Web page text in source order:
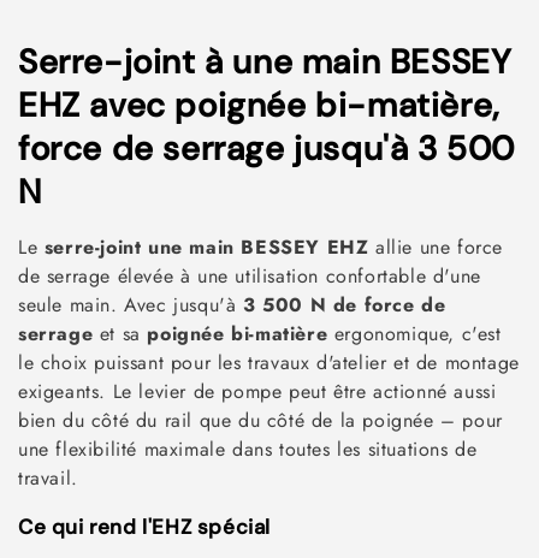
C
o
l
l
e
c
t
i
o
n
:
Serre-joint à une main BESSEY
EHZ avec poignée bi-matière,
force de serrage jusqu'à 3 500
N
Le serre-joint une main BESSEY EHZ allie une force
de serrage élevée à une utilisation confortable d'une
seule main. Avec jusqu'à 3 500 N de force de
serrage et sa poignée bi-matière ergonomique, c'est
le choix puissant pour les travaux d'atelier et de montage
exigeants. Le levier de pompe peut être actionné aussi
bien du côté du rail que du côté de la poignée – pour
une flexibilité maximale dans toutes les situations de
travail.
Ce qui rend l'EHZ spécial